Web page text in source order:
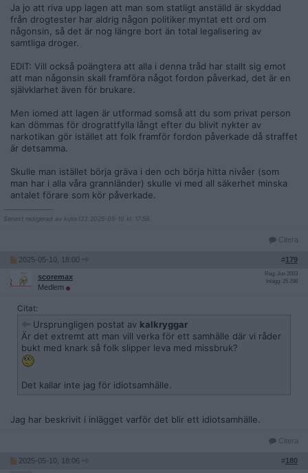
Ja jo att riva upp lagen att man som statligt anställd är skyddad
från drogtester har aldrig någon politiker myntat ett ord om
någonsin, så det är nog längre bort än total legalisering av
samtliga droger.
EDIT: Vill också poängtera att alla i denna tråd har stallt sig emot
att man någonsin skall framföra något fordon påverkad, det är en
självklarhet även för brukare.
Men iomed att lagen är utformad somså att du som privat person
kan dömmas för drograttfylla långt efter du blivit nykter av
narkotikan gör istället att folk framför fordon påverkade då straffet
är detsamma.
Skulle man istället börja gräva i den och börja hitta nivåer (som
man har i alla våra grannländer) skulle vi med all säkerhet minska
antalet förare som kör påverkade.
Senast redigerad av kutis123 2025-05-10 kl. 17:58.
Citera
2025-05-10, 18:00 #179
scoremax
Medlem
Reg: Jun 2003
Inlägg: 25 298
Citat:
Ursprungligen postat av kalkryggar
Är det extremt att man vill verka för ett samhälle där vi råder
bukt med knark så folk slipper leva med missbruk?
Det kallar inte jag för idiotsamhälle.
Jag har beskrivit i inlägget varför det blir ett idiotsamhälle.
Citera
2025-05-10, 18:06 #180